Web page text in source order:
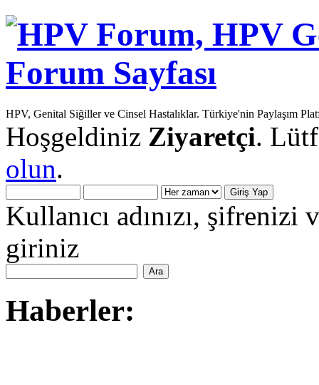
HPV, Genital Siğiller ve Cinsel Hastalıklar. Türkiye'nin Paylaşım
Hoşgeldiniz Ziyaretçi.
olun.
Kullanıcı adınızı,
giriniz
Haberler: